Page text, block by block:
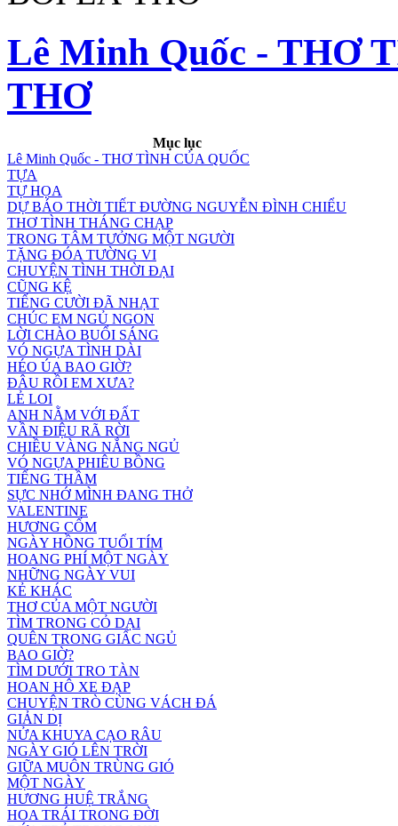
Lê Minh Quốc - THƠ
THƠ
Mục lục
Lê Minh Quốc - THƠ TÌNH CỦA QUỐC
TỰA
TỰ HỌA
DỰ BÁO THỜI TIẾT ĐƯỜNG NGUYỄN ĐÌNH CHIỂU
THƠ TÌNH THÁNG CHẠP
TRONG TÂM TƯỞNG MỘT NGƯỜI
TẶNG ĐÓA TƯỜNG VI
CHUYỆN TÌNH THỜI ĐẠI
CŨNG KỆ
TIẾNG CƯỜI ĐÃ NHẠT
CHÚC EM NGỦ NGON
LỜI CHÀO BUỔI SÁNG
VÓ NGỰA TÌNH DÀI
HÉO ÚA BAO GIỜ?
ĐÂU RỒI EM XƯA?
LẺ LOI
ANH NẰM VỚI ĐẤT
VẦN ĐIỆU RÃ RỜI
CHIỀU VÀNG NẮNG NGỦ
VÓ NGỰA PHIÊU BỒNG
TIẾNG THẦM
SỰC NHỚ MÌNH ĐANG THỞ
VALENTINE
HƯƠNG CỐM
NGÀY HỒNG TUỔI TÍM
HOANG PHÍ MỘT NGÀY
NHỮNG NGÀY VUI
KẺ KHÁC
THƠ CỦA MỘT NGƯỜI
TÌM TRONG CỎ DẠI
QUÊN TRONG GIẤC NGỦ
BAO GIỜ?
TÌM DƯỚI TRO TÀN
HOAN HÔ XE ĐẠP
CHUYỆN TRÒ CÙNG VÁCH ĐÁ
GIẢN DỊ
NỬA KHUYA CẠO RÂU
NGÀY GIÓ LÊN TRỜI
GIỮA MUÔN TRÙNG GIÓ
MỘT NGÀY
HƯƠNG HUỆ TRẮNG
HOA TRÁI TRONG ĐỜI